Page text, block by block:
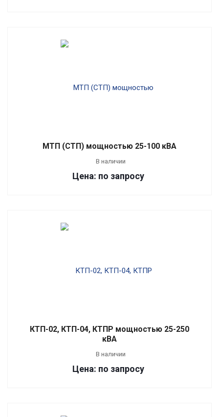
МТП (СТП) мощностью 25-100 кВА
В наличии
Цена: по запросу
КТП-02, КТП-04, КТПР мощностью 25-250
кВА
В наличии
Цена: по запросу